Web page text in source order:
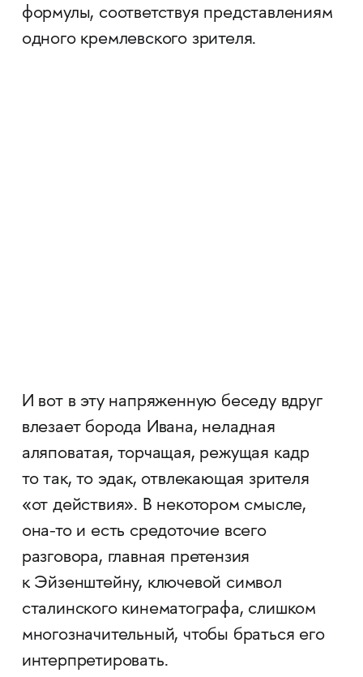
формулы, соответствуя представлениям
одного кремлевского зрителя.
И вот в эту напряженную беседу вдруг
влезает борода Ивана, неладная
аляповатая, торчащая, режущая кадр
то так, то эдак, отвлекающая зрителя
«от действия». В некотором смысле,
она-то и есть средоточие всего
разговора, главная претензия
к Эйзенштейну, ключевой символ
сталинского кинематографа, слишком
многозначительный, чтобы браться его
интерпретировать.